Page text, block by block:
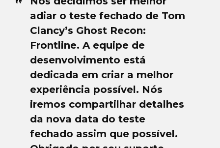
adiar o teste fechado de Tom
Clancy’s Ghost Recon:
Frontline. A equipe de
desenvolvimento está
dedicada em criar a melhor
experiência possível. Nós
iremos compartilhar detalhes
da nova data do teste
fechado assim que possível.